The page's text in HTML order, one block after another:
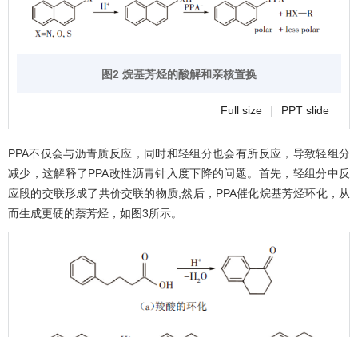
图2 烷基芳烃的酸解和亲核置换
Full size | PPT slide
PPA不仅会与沥青质反应，同时和轻组分也会有所反应，导致轻组分
减少，这解释了PPA改性沥青针入度下降的问题。首先，轻组分中反
应段的交联形成了共价交联的物质;然后，PPA催化烷基芳烃环化，从
而生成更硬的萘芳烃，如图3所示。